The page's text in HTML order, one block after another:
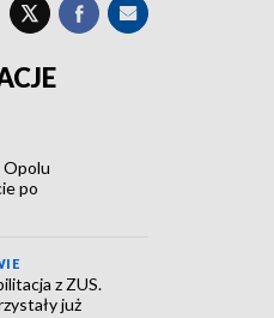
Opolu
po
z ZUS.
już